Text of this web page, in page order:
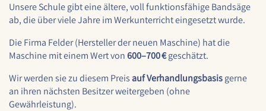
Unsere Schule gibt eine ältere, voll funktionsfähige Bandsäge
ab, die über viele Jahre im Werkunterricht eingesetzt wurde.
Die Firma Felder (Hersteller der neuen Maschine) hat die
Maschine mit einem Wert von600–700 €geschätzt.
Wir werden sie zu diesem Preisauf Verhandlungsbasisgerne
an ihren nächsten Besitzer weitergeben (ohne
Gewährleistung).
1 Jahr
STATISTIK
Statistik Cookies erfassen Informationen anonym.
Diese Informationen helfen uns zu verstehen, wie
unsere Besucher unsere Website nutzen.